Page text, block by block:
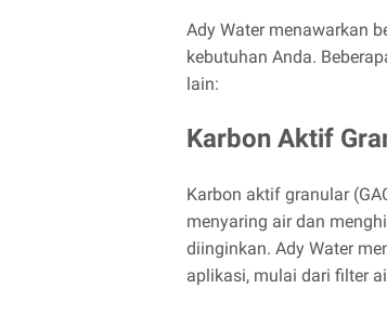
Ady Water menawarkan
kebutuhan Anda.
lain:
Karbon Aktif
Karbon aktif granular
menyaring air dan
diinginkan. Ady Water
aplikasi, mulai dari filter